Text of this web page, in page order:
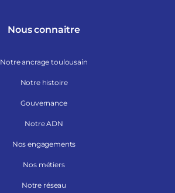
Nous connaitre
Notre ancrage toulousain
Notre histoire
Gouvernance
Notre ADN
Nos engagements
Nos métiers
Notre réseau